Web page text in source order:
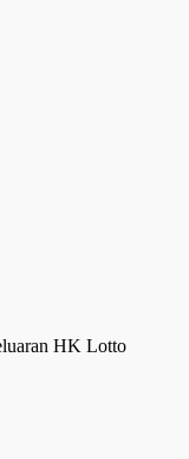
HK Lotto